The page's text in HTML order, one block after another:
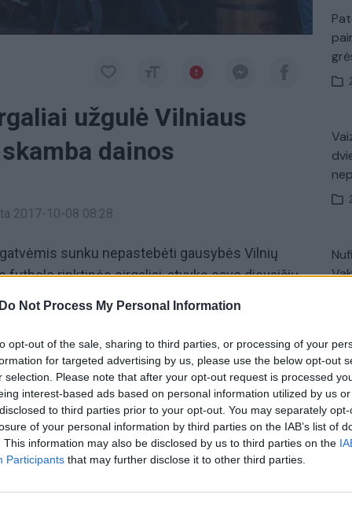
Do Not Process My Personal Information
opt-out of the sale, sharing to third parties, or processing of your
for targeted advertising by us, please use the below opt-out
selection. Please note that after your opt-out request is processed
interest-based ads based on personal information utilized by us
to third parties prior to your opt-out. You may separately
of your personal information by third parties on the IAB’s list of
This information may also be disclosed by us to third parties on the
Participants that may further disclose it to other third parties.
užgulė Vilniaus
dainos
2017-10-08 08:28
sunku nepastebėti gausybės Vilnių
futbolo rinktinės sirgaliai, atvykę savo dievaičių
atrankos rungtynėse. Anglai apžiūrinėja
šalia viešbučių kabina šalies atributiką. Anglijos
likus dienai iki rungtynių.
rinktinė Vilniaus senamiestis baras